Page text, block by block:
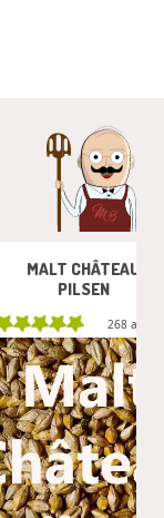
MALT CHÂTEAU
PILSEN
268 avis
-